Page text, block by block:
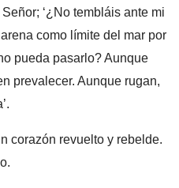
‘¿No tembláis ante mi
como límite del mar por
pueda pasarlo? Aunque
prevalecer. Aunque rugan,
corazón revuelto y rebelde.